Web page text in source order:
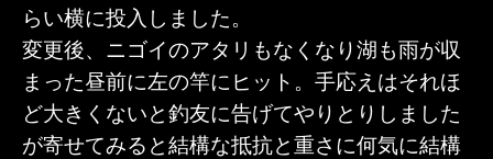
らい横に投入しました。
変更後、ニゴイのアタリもなくなり湖も雨が収
まった昼前に左の竿にヒット。手応えはそれほ
ど大きくないと釣友に告げてやりとりしました
が寄せてみると結構な抵抗と重さに何気に結構